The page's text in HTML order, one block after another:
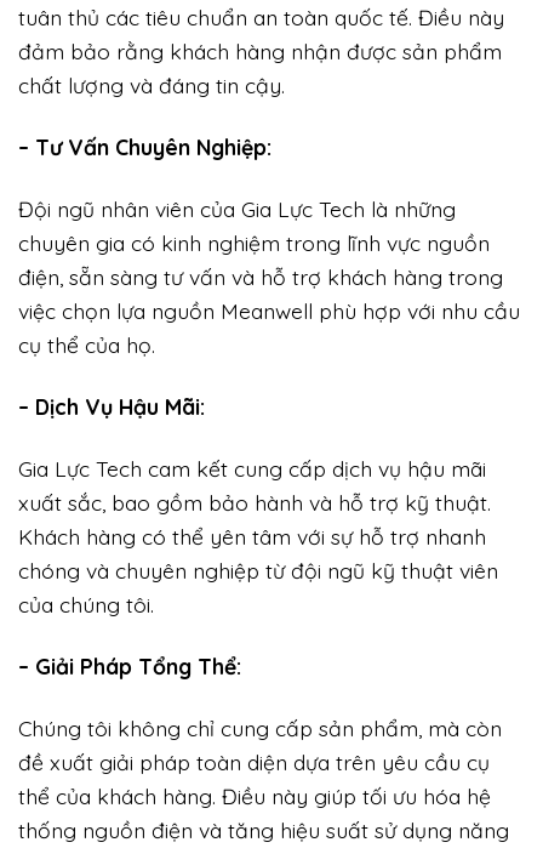
tuân thủ các tiêu chuẩn an toàn quốc tế. Điều này
đảm bảo rằng khách hàng nhận được sản phẩm
chất lượng và đáng tin cậy.
– Tư Vấn Chuyên Nghiệp:
Đội ngũ nhân viên của Gia Lực Tech là những
chuyên gia có kinh nghiệm trong lĩnh vực nguồn
điện, sẵn sàng tư vấn và hỗ trợ khách hàng trong
việc chọn lựa nguồn Meanwell phù hợp với nhu cầu
cụ thể của họ.
– Dịch Vụ Hậu Mãi:
Gia Lực Tech cam kết cung cấp dịch vụ hậu mãi
xuất sắc, bao gồm bảo hành và hỗ trợ kỹ thuật.
Khách hàng có thể yên tâm với sự hỗ trợ nhanh
chóng và chuyên nghiệp từ đội ngũ kỹ thuật viên
của chúng tôi.
– Giải Pháp Tổng Thể:
Chúng tôi không chỉ cung cấp sản phẩm, mà còn
đề xuất giải pháp toàn diện dựa trên yêu cầu cụ
thể của khách hàng. Điều này giúp tối ưu hóa hệ
thống nguồn điện và tăng hiệu suất sử dụng năng